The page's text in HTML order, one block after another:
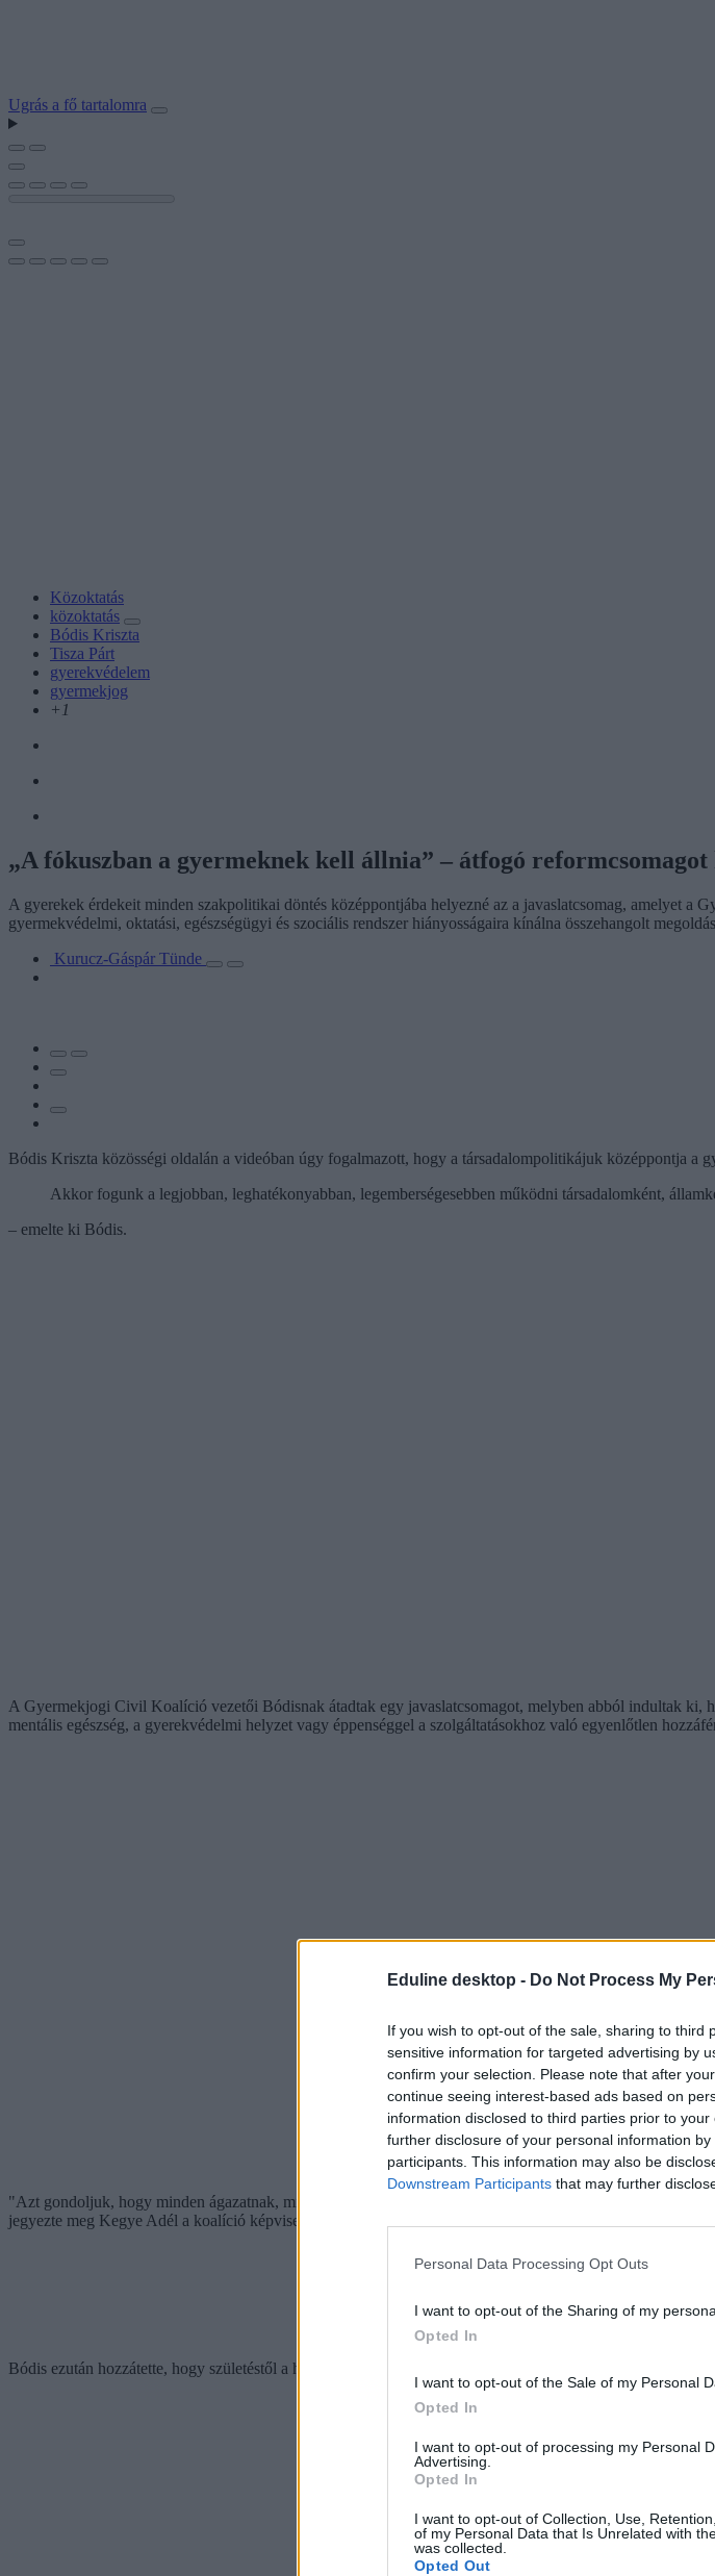
Eduline desktop - Do Not Process My
If you wish to opt-out of the sale, sharing to third
sensitive information for targeted advertising by
confirm your selection. Please note that after
continue seeing interest-based ads based on
information disclosed to third parties prior to
further disclosure of your personal information
participants. This information may also be
Downstream Participants that may further
Personal Data Processing Opt Outs
I want to opt-out of the Sharing of my
Opted In
I want to opt-out of the Sale of my Personal
Opted In
I want to opt-out of processing my Personal
Advertising.
Opted In
I want to opt-out of Collection, Use,
of my Personal Data that Is Unrelated with
was collected.
Opted Out
Ugrás a fő tartalomra
Közoktatás
közoktatás
Bódis Kriszta
Tisza Párt
gyerekvédelem
gyermekjog
+1
„A fókuszban a gyermeknek kell állnia” – átfogó
A gyerekek érdekeit minden szakpolitikai döntés középpontjába helyezné az a javaslatcsomag, amelyet
gyermekvédelmi, oktatási, egészségügyi és szociális rendszer hiányosságaira kínálna összehangolt
Kurucz-Gáspár Tünde
Bódis Kriszta közösségi oldalán a videóban úgy fogalmazott, hogy a társadalompolitikájuk középpontja a
Akkor fogunk a legjobban, leghatékonyabban, legemberségesebben működni társadalomként,
– emelte ki Bódis.
A Gyermekjogi Civil Koalíció vezetői Bódisnak átadtak egy javaslatcsomagot, melyben abból indultak ki,
mentális egészség, a gyerekvédelmi helyzet vagy éppenséggel a szolgáltatásokhoz való egyenlőtlen
"Azt gondoljuk, hogy minden ágazatnak, minden intézménynek ezt a
magáévá
jegyezte meg Kegye Adél a koalíció képviseletében.
Bódis ezután hozzátette, hogy születéstől a halálunkig az egész életünkön keresztül tanulunk.